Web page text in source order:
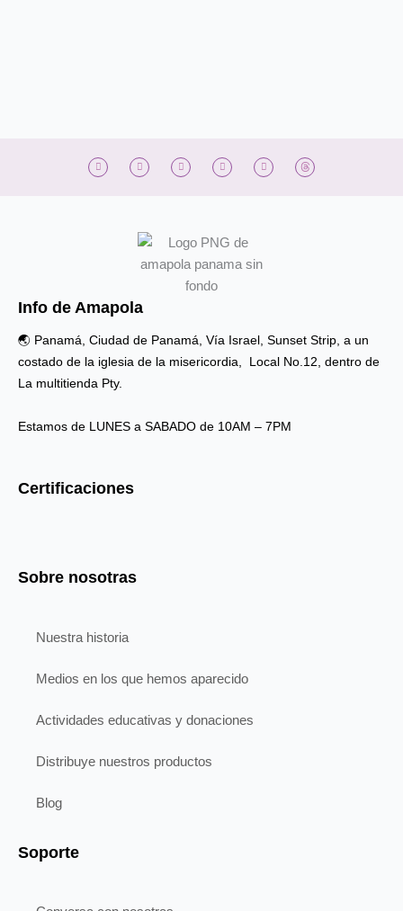
I
n
s
F
a
c
T
i
k
T
w
i
Y
o
u
Info de Amapola
🌏 Panamá, Ciudad de Panamá, Vía Israel, Sunset Strip, a un
costado de la iglesia de la misericordia, Local No.12, dentro de
La multitienda Pty.
Estamos de LUNES a SABADO de 10AM – 7PM
Certificaciones
Sobre nosotras
Nuestra historia
Medios en los que hemos aparecido
Actividades educativas y donaciones
Distribuye nuestros productos
Blog
Soporte